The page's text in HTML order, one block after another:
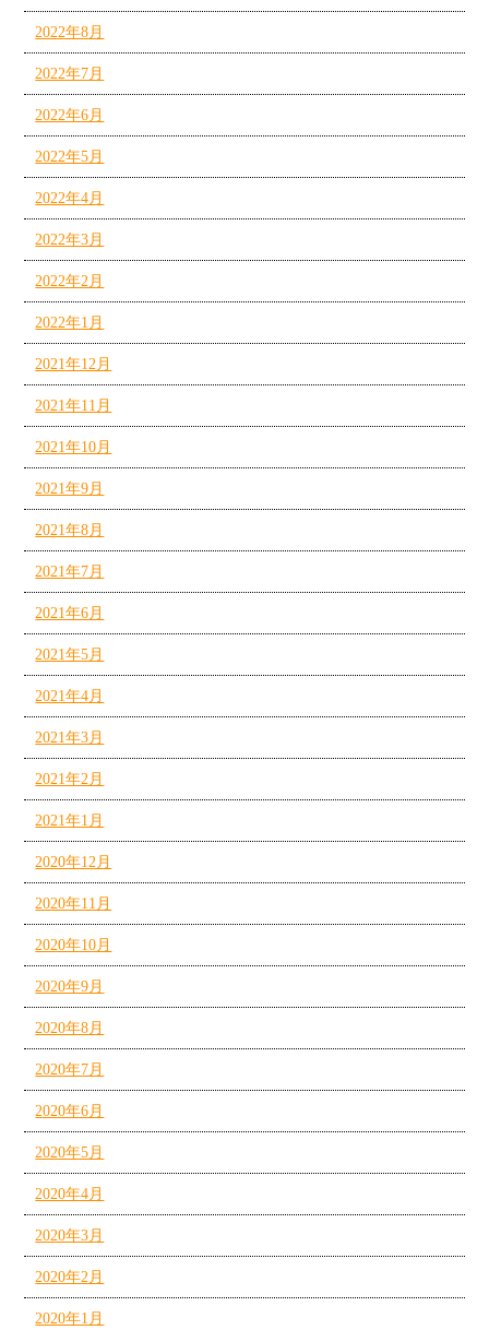
2022年8月
2022年7月
2022年6月
2022年5月
2022年4月
2022年3月
2022年2月
2022年1月
2021年12月
2021年11月
2021年10月
2021年9月
2021年8月
2021年7月
2021年6月
2021年5月
2021年4月
2021年3月
2021年2月
2021年1月
2020年12月
2020年11月
2020年10月
2020年9月
2020年8月
2020年7月
2020年6月
2020年5月
2020年4月
2020年3月
2020年2月
2020年1月